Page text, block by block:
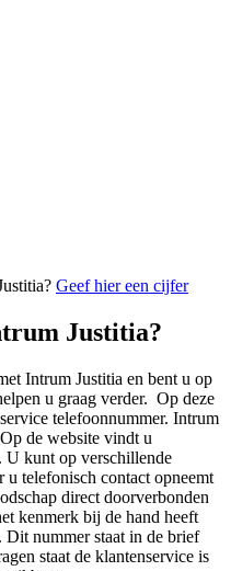
Geef hier een cijfer
Justitia?
Intrum Justitia en bent u op
u graag verder. Op deze
telefoonnummer. Intrum
de website vindt u
U kunt op verschillende
u telefonisch contact opneemt
direct doorverbonden
kenmerk bij de hand heeft
Dit nummer staat in de brief
staat de klantenservice is